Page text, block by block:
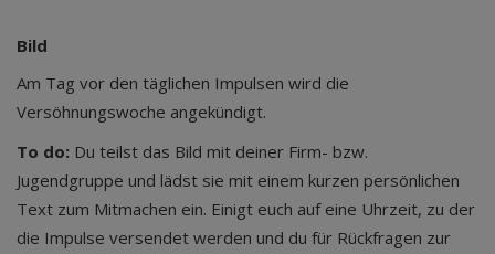
Bild
Am Tag vor den täglichen Impulsen wird die
Versöhnungswoche angekündigt.
To do: Du teilst das Bild mit deiner Firm- bzw.
Jugendgruppe und lädst sie mit einem kurzen persönlichen
Text zum Mitmachen ein. Einigt euch auf eine Uhrzeit, zu der
die Impulse versendet werden und du für Rückfragen zur